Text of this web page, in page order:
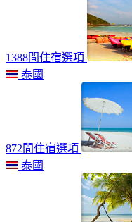
1388間住宿選項
泰國
872間住宿選項
泰國